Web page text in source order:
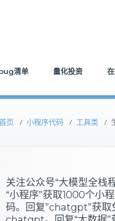
清单 量化投资
页 / 小程序代码 / 工具类 /
关注公众号“大模型全栈
“小程序”获取1000个小
码。回复”chatgpt”获取